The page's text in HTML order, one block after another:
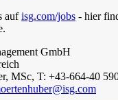
aufisg.com/jobs - hier
GmbH
MSc, T: +43-664-40